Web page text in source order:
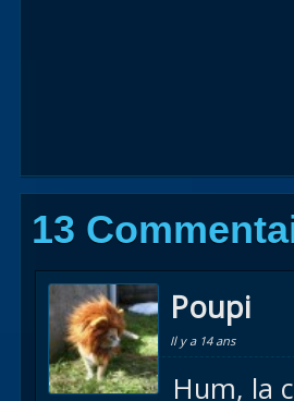
13
Poupi
Il y a 14 ans
Hum, la